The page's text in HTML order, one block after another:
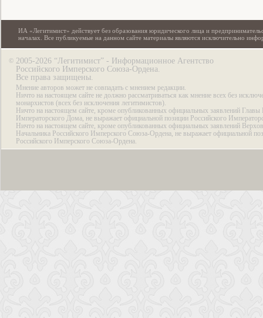
ИА «Легитимист» действует без образования юридического лица и
началах. Все публикуемые на данном сайте материалы являются исключительно
© 2005-2026 “Легитимист” - Информационное Агентство
Российского Имперского Союза-Ордена.
Все права защищены.
Мнение авторов может не совпадать с мнением редакции.
Ничто на настоящем сайте не должно рассматриваться как мнение всех без
монархистов (всех без исключения легитимистов).
Ничто на настоящем сайте, кроме опубликованных официальных заявлений Главы
Императорского Дома, не выражает официальной позиции Российского
Ничто на настоящем сайте, кроме опубликованных официальных заявлений
Начальника Российского Имперского Союза-Ордена, не выражает официальной
Российского Имперского Союза-Ордена.